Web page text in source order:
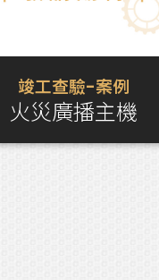
竣工查驗-案例
火災廣播主機